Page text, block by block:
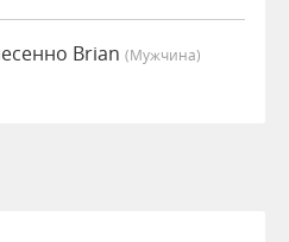
Brian (мужчина)